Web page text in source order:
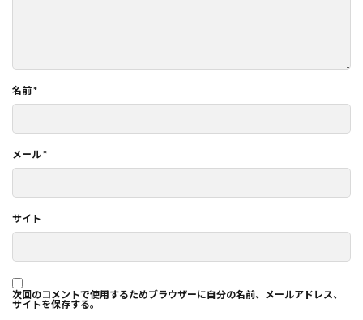
名前*
メール*
サイト
次回のコメントで使用するためブラウザーに自分の名前、メールアドレス、
サイトを保存する。